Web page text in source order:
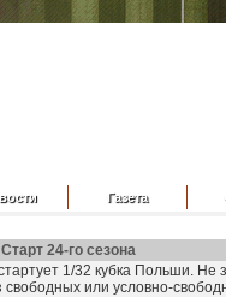
Газета
Старт 24-го сезона
1/32 кубка Польши. Не
или условно-